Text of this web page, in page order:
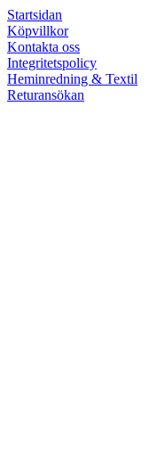
Startsidan
Köpvillkor
Kontakta oss
Integritetspolicy
Heminredning & Textil
Returansökan